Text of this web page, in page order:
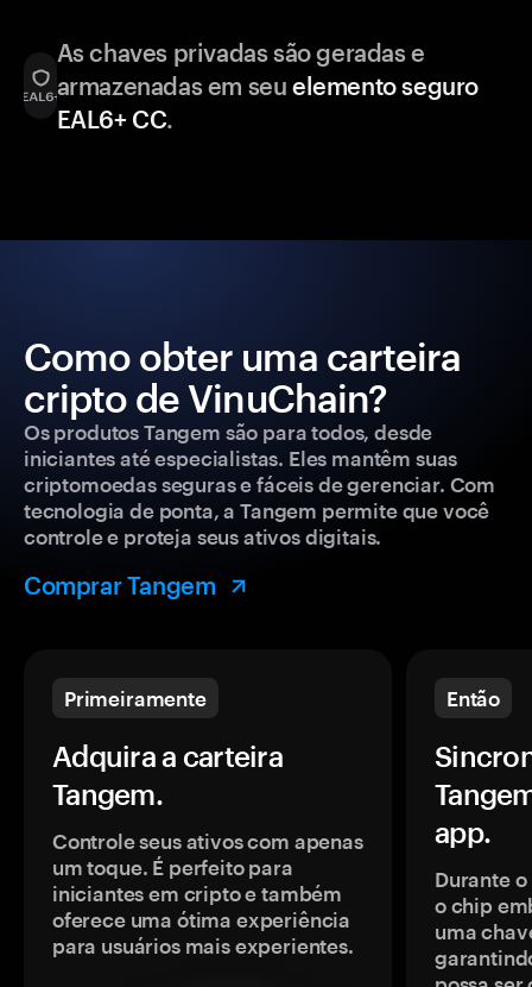
As chaves privadas são geradas e
armazenadas em seu elemento seguro
EAL6+ CC.
Como obter uma carteira
cripto de VinuChain?
Os produtos Tangem são para todos, desde
iniciantes até especialistas. Eles mantêm suas
criptomoedas seguras e fáceis de gerenciar. Com
tecnologia de ponta, a Tangem permite que você
controle e proteja seus ativos digitais.
Comprar Tangem
Primeiramente
Adquira a carteira
Tangem.
Controle seus ativos com apenas
um toque. É perfeito para
iniciantes em cripto e também
oferece uma ótima experiência
para usuários mais experientes.
Então
app.
Durante
o chip
uma